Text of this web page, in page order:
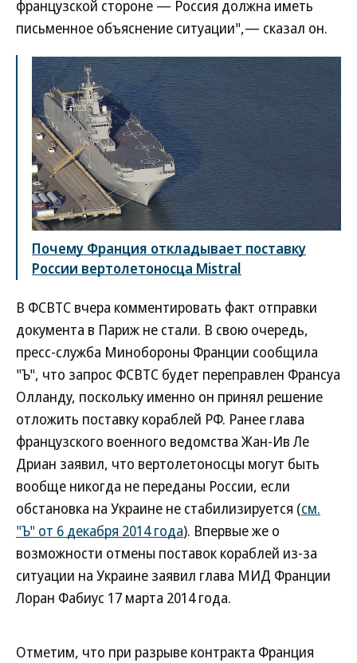
французской стороне — Россия должна иметь
письменное объяснение ситуации",— сказал он.
Почему Франция откладывает поставку
России вертолетоносца Mistral
В ФСВТС вчера комментировать факт отправки
документа в Париж не стали. В свою очередь,
пресс-служба Минобороны Франции сообщила
"Ъ", что запрос ФСВТС будет переправлен Франсуа
Олланду, поскольку именно он принял решение
отложить поставку кораблей РФ. Ранее глава
французского военного ведомства Жан-Ив Ле
Дриан заявил, что вертолетоносцы могут быть
вообще никогда не переданы России, если
обстановка на Украине не стабилизируется (см.
"Ъ" от 6 декабря 2014 года). Впервые же о
возможности отмены поставок кораблей из-за
ситуации на Украине заявил глава МИД Франции
Лоран Фабиус 17 марта 2014 года.
Отметим, что при разрыве контракта Франция